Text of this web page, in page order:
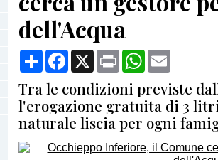
dell'Acqua
CondividiFacebook
X Print WhatsApp
Tra le condizioni previste
l'erogazione gratuita di 3
naturale liscia per ogni